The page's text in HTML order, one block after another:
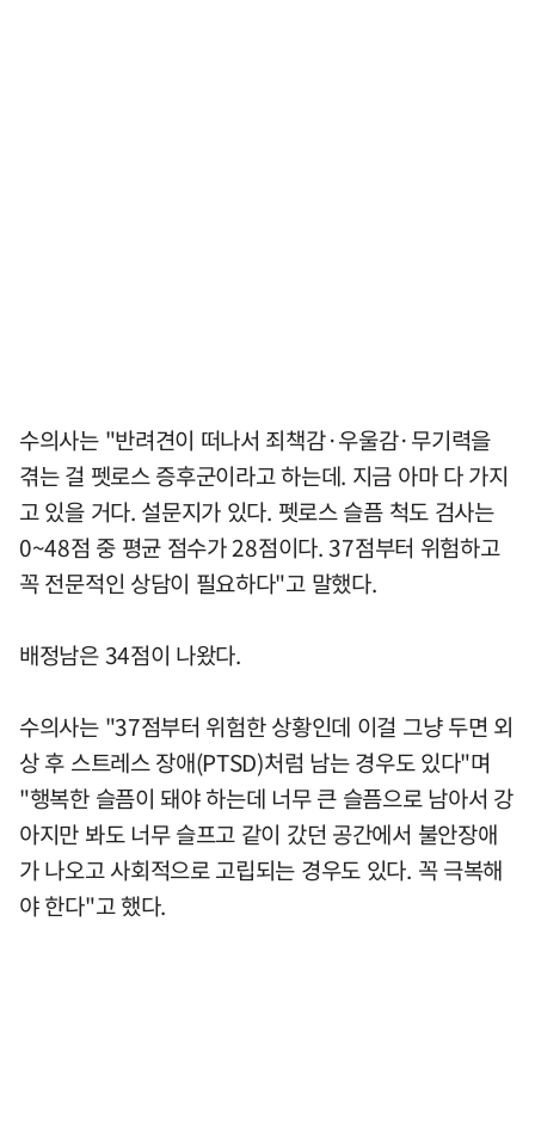
수의사는 "반려견이 떠나서 죄책감·우울감·무기력을
겪는 걸 펫로스 증후군이라고 하는데. 지금 아마 다 가지
고 있을 거다. 설문지가 있다. 펫로스 슬픔 척도 검사는
0~48점 중 평균 점수가 28점이다. 37점부터 위험하고
꼭 전문적인 상담이 필요하다"고 말했다.
배정남은 34점이 나왔다.
수의사는 "37점부터 위험한 상황인데 이걸 그냥 두면 외
상 후 스트레스 장애(PTSD)처럼 남는 경우도 있다"며
"행복한 슬픔이 돼야 하는데 너무 큰 슬픔으로 남아서 강
아지만 봐도 너무 슬프고 같이 갔던 공간에서 불안장애
가 나오고 사회적으로 고립되는 경우도 있다. 꼭 극복해
야 한다"고 했다.